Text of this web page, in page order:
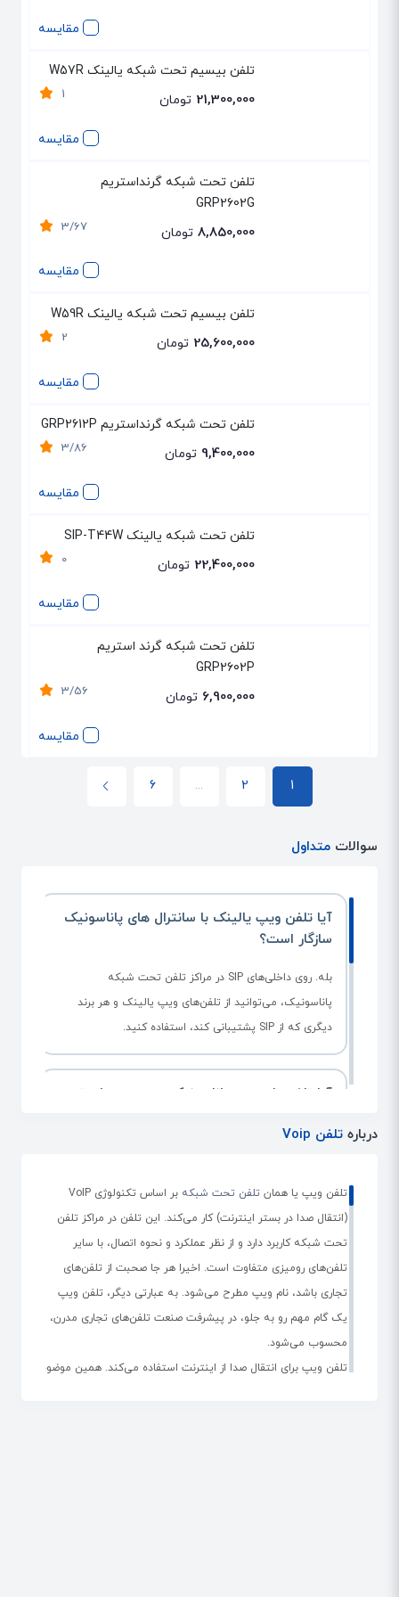
مقایسه
مقایسه
تلفن بیسیم تحت شبکه یالینک W57R
1 21,300,000 تومان
مقایسه
تلفن تحت شبکه گرنداستریم
GRP2602G
3/67 8,850,000 تومان
مقایسه
تلفن بیسیم تحت شبکه یالینک W59R
2 25,600,000 تومان
مقایسه
تلفن تحت شبکه گرنداستریم GRP2612P
3/86 9,400,000 تومان
مقایسه
تلفن تحت شبکه یالینک SIP-T44W
0 22,400,000 تومان
مقایسه
تلفن تحت شبکه گرند استریم
GRP2602P
3/56 6,900,000 تومان
1
2
...
6
سوالات متداول
آیا تلفن ویپ یالینک با سانترال های پاناسونیک
سازگار است؟
بله. روی داخلی‌های SIP در مراکز تلفن تحت شبکه
پاناسونیک، می‌توانید از تلفن‌های ویپ یالینک و هر برند
دیگری که از SIP پشتیبانی کند، استفاده کنید.
آیا تلفن‌های ویپ پاناسونیک روی سرورهای تحت
تلفن‌های ویپ UT و HDV این شرکت با پشتیبانی از پروتکل
SIP، در تمام مراکز، قابل نصب و راه‌‌اندازی هستند.
کاربرد تلفن ویپ در یک سازمان چیست؟
درباره تلفن Voip
تلفن ویپ یا همان تلفن تحت شبکه
بر اساس تکنولوژی VoIP
(انتقال صدا در بستر اینترنت) کار می‌کند. این تلفن در مراکز تلفن
تحت شبکه کاربرد دارد و از نظر عملکرد و نحوه اتصال، با سایر
تلفن‌های رومیزی متفاوت است. اخیرا هر جا صحبت از تلفن‌های
تجاری باشد، نام ویپ مطرح می‌شود. به عبارتی دیگر، تلفن ویپ
یک گام مهم رو به جلو، در پیشرفت صنعت تلفن‌های تجاری مدرن،
محسوب می‌شود.
تلفن ویپ برای انتقال صدا از اینترنت استفاده می‌کند. همین موضوع